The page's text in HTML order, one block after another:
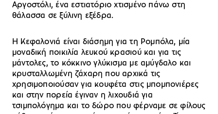
Αργοστόλι, ένα εστιατόριο χτισμένο πάνω στη
θάλασσα σε ξύλινη εξέδρα.
Η Κεφαλονιά είναι διάσημη για τη Ρομπόλα, μία
μοναδική ποικιλία λευκού κρασιού και για τις
μάντολες, το κόκκινο γλύκισμα με αμύγδαλο και
κρυσταλλωμένη ζάχαρη που αρχικά τις
χρησιμοποιούσαν για κουφέτα στις μπομπονιέρες
και στην πορεία έγιναν η λιχουδιά για
τσιμπολόγημα και το δώρο που φέρναμε σε φίλους